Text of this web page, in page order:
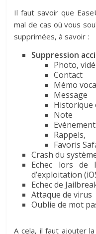
Il faut savoir que
mal de cas où vous
supprimées, à savoir :
Suppression
Photo,
Contact
Mémo
Message
Historique
Note
Rappels,
Favoris
Crash du
Echec lors de
d’exploitation
Echec de
Attaque de virus
Oublie de mot
A cela, il faut ajouter